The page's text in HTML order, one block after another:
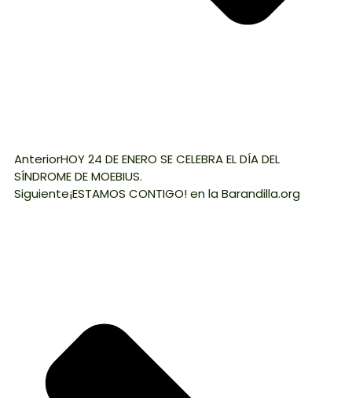
AnteriorHOY 24 DE ENERO SE CELEBRA EL DÍA DEL
SÍNDROME DE MOEBIUS.
Siguiente¡ESTAMOS CONTIGO! en la Barandilla.org